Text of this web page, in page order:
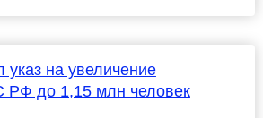
указ на увеличение
РФ до 1,15 млн человек